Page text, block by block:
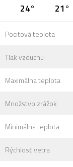
24° 21°
Pocitová teplota
Tlak vzduchu
Maximálna teplota
Množstvo zrážok
Minimálna teplota
Rýchlosť vetra